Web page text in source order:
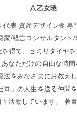
八乙女暁
代表 資産デザイン® 専
家/経営コンサルタント
得て、セミリタイヤ
なただけの自由な時
法をみなさまにお教え
ロ」の人生を送る仲間
活動しています。 著